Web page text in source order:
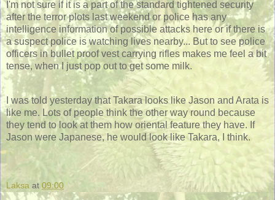
I'm not sure if it is a part of the standard tightened security
after the terror plots last weekend or police has any
intelligence information of possible attacks here or if there is
a suspect police is watching lives nearby... But to see police
officers in bullet proof vest carrying rifles makes me feel a bit
tense, when I just pop out to get some milk.
I was told yesterday that Takara looks like Jason and Arata is
like me. Lots of people think the other way round because
they tend to look at them how oriental feature they have. If
Jason were Japanese, he would look like Takara, I think.
Laksa at 09:00